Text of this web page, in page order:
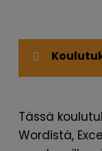
Tässä
Wordistä,